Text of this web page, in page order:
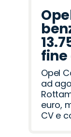
fine
Opel
ad
euro,
CV e